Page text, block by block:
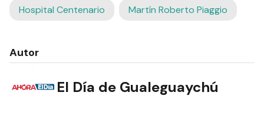
Hospital Centenario Martín Roberto Piaggio
Autor
El Día de Gualeguaychú